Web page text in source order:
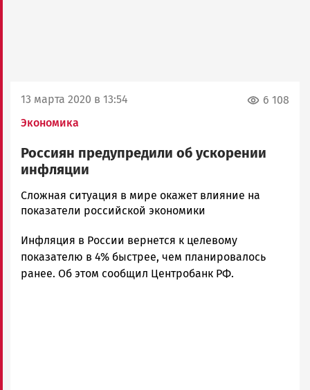
13 марта 2020 в 13:54
Экономика
6 108
Россиян предупредили об ускорении
инфляции
Юрий
Каулио
Петрозаводска
и
Карелии
Сложная ситуация в мире окажет влияние на
показатели российской экономики
Инфляция в России вернется к целевому
показателю в 4% быстрее, чем планировалось
ранее. Об этом сообщил Центробанк РФ.